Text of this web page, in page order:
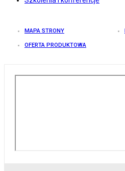
MAPA STRONY
OFERTA PRODUKTOWA